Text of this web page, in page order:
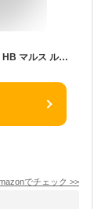
ステッドラー(STAEDTLER) 鉛筆 8B 7B 6B 4B 2B HB マルス ルモグラフ 筆記 デッサン 6硬度セット 100 G6
でチェック >>